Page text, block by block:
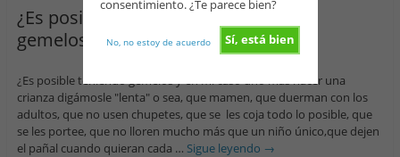
consentimiento. ¿Te parece bien?
Sí, está bien
No, no estoy de acuerdo
¿Es posible la crianza con apego de
gemelos?
¿Es posible teniendo gemelos y en mi caso uno más hacer una
crianza digámosle "lenta" o sea, que mamen, que duerman con los
adultos, que no usen chupetes, que se les coja todo lo posible, que
se les portee, que no lloren mucho más que un niño único,que dejen
el pañal cuando quieran cada … Sigue leyendo →